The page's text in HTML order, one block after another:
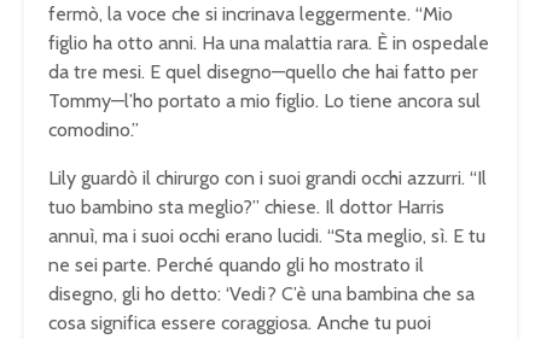
fermò, la voce che si incrinava leggermente. “Mio
figlio ha otto anni. Ha una malattia rara. È in ospedale
da tre mesi. E quel disegno—quello che hai fatto per
Tommy—l’ho portato a mio figlio. Lo tiene ancora sul
comodino.”
Lily guardò il chirurgo con i suoi grandi occhi azzurri. “Il
tuo bambino sta meglio?” chiese. Il dottor Harris
annuì, ma i suoi occhi erano lucidi. “Sta meglio, sì. E tu
ne sei parte. Perché quando gli ho mostrato il
disegno, gli ho detto: ‘Vedi? C’è una bambina che sa
cosa significa essere coraggiosa. Anche tu puoi